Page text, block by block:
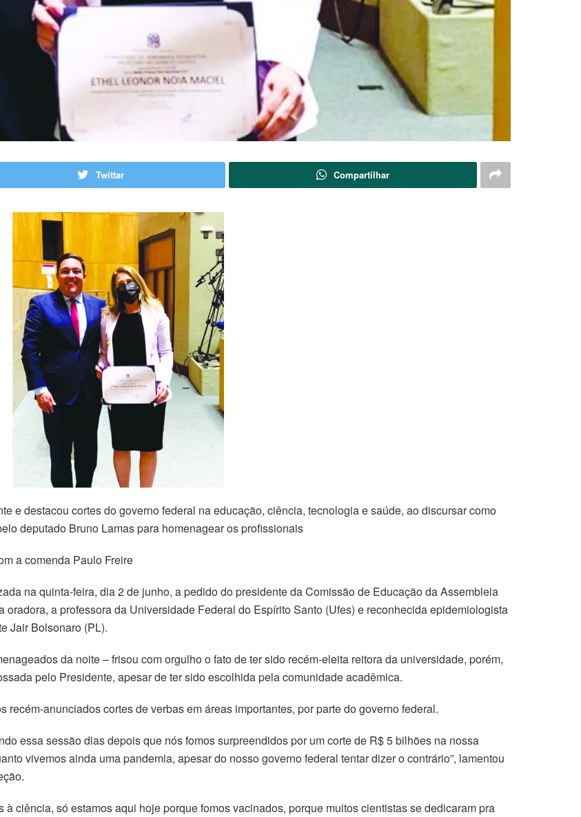
Twittar Compartilhar
e destacou cortes do governo federal na educação, ciência, tecnologia e saúde, ao discursar como
deputado Bruno Lamas para homenagear os profissionais
a comenda Paulo Freire
na quinta-feira, dia 2 de junho, a pedido do presidente da Comissão de Educação da Assembleia
a professora da Universidade Federal do Espírito Santo (Ufes) e reconhecida epidemiologista
Jair Bolsonaro (PL).
da noite – frisou com orgulho o fato de ter sido recém-eleita reitora da universidade, porém,
pelo Presidente, apesar de ter sido escolhida pela comunidade acadêmica.
anunciados cortes de verbas em áreas importantes, por parte do governo federal.
essa sessão dias depois que nós fomos surpreendidos por um corte de R$ 5 bilhões na nossa
vivemos ainda uma pandemia, apesar do nosso governo federal tentar dizer o contrário”, lamentou
ciência, só estamos aqui hoje porque fomos vacinados, porque muitos cientistas se dedicaram pra